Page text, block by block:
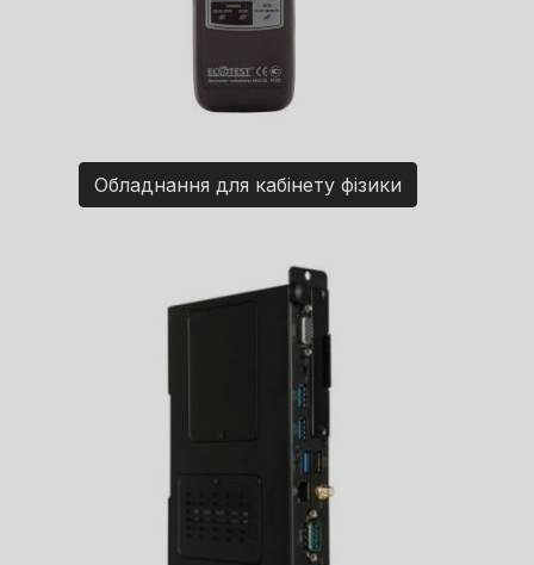
Обладнання для кабінету фізики